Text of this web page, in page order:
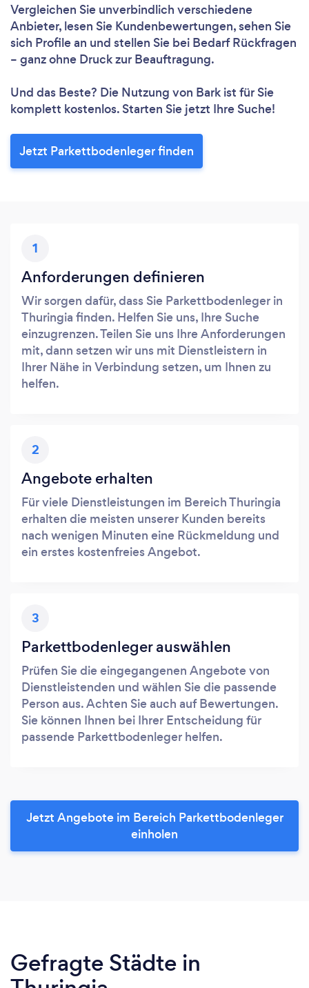
Vergleichen Sie unverbindlich verschiedene
Anbieter, lesen Sie Kundenbewertungen, sehen Sie
sich Profile an und stellen Sie bei Bedarf Rückfragen
– ganz ohne Druck zur Beauftragung.
Und das Beste? Die Nutzung von Bark ist für Sie
komplett kostenlos. Starten Sie jetzt Ihre Suche!
Jetzt Parkettbodenleger finden
1
Anforderungen definieren
Wir sorgen dafür, dass Sie Parkettbodenleger in
Thuringia finden. Helfen Sie uns, Ihre Suche
einzugrenzen. Teilen Sie uns Ihre Anforderungen
mit, dann setzen wir uns mit Dienstleistern in
Ihrer Nähe in Verbindung setzen, um Ihnen zu
helfen.
2
Angebote erhalten
Für viele Dienstleistungen im Bereich Thuringia
erhalten die meisten unserer Kunden bereits
nach wenigen Minuten eine Rückmeldung und
ein erstes kostenfreies Angebot.
3
Parkettbodenleger auswählen
Prüfen Sie die eingegangenen Angebote von
Dienstleistenden und wählen Sie die passende
Person aus. Achten Sie auch auf Bewertungen.
Sie können Ihnen bei Ihrer Entscheidung für
passende Parkettbodenleger helfen.
Jetzt Angebote im Bereich Parkettbodenleger
einholen
Gefragte Städte in